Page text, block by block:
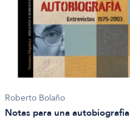
Roberto Bolaño
Notas para una autobiografia